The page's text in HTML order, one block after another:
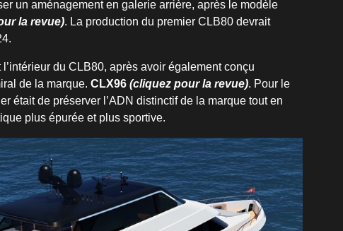
un aménagement en galerie arrière, après le modèle
la revue). La production du premier CLB80 devrait
du CLB80, après avoir également conçu
de la marque. CLX96 (cliquez pour la revue). Pour le
était de préserver l’ADN distinctif de la marque tout en
plus épurée et plus sportive.